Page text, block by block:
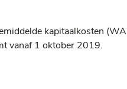
kapitaalkosten
vanaf 1 oktober 2019.